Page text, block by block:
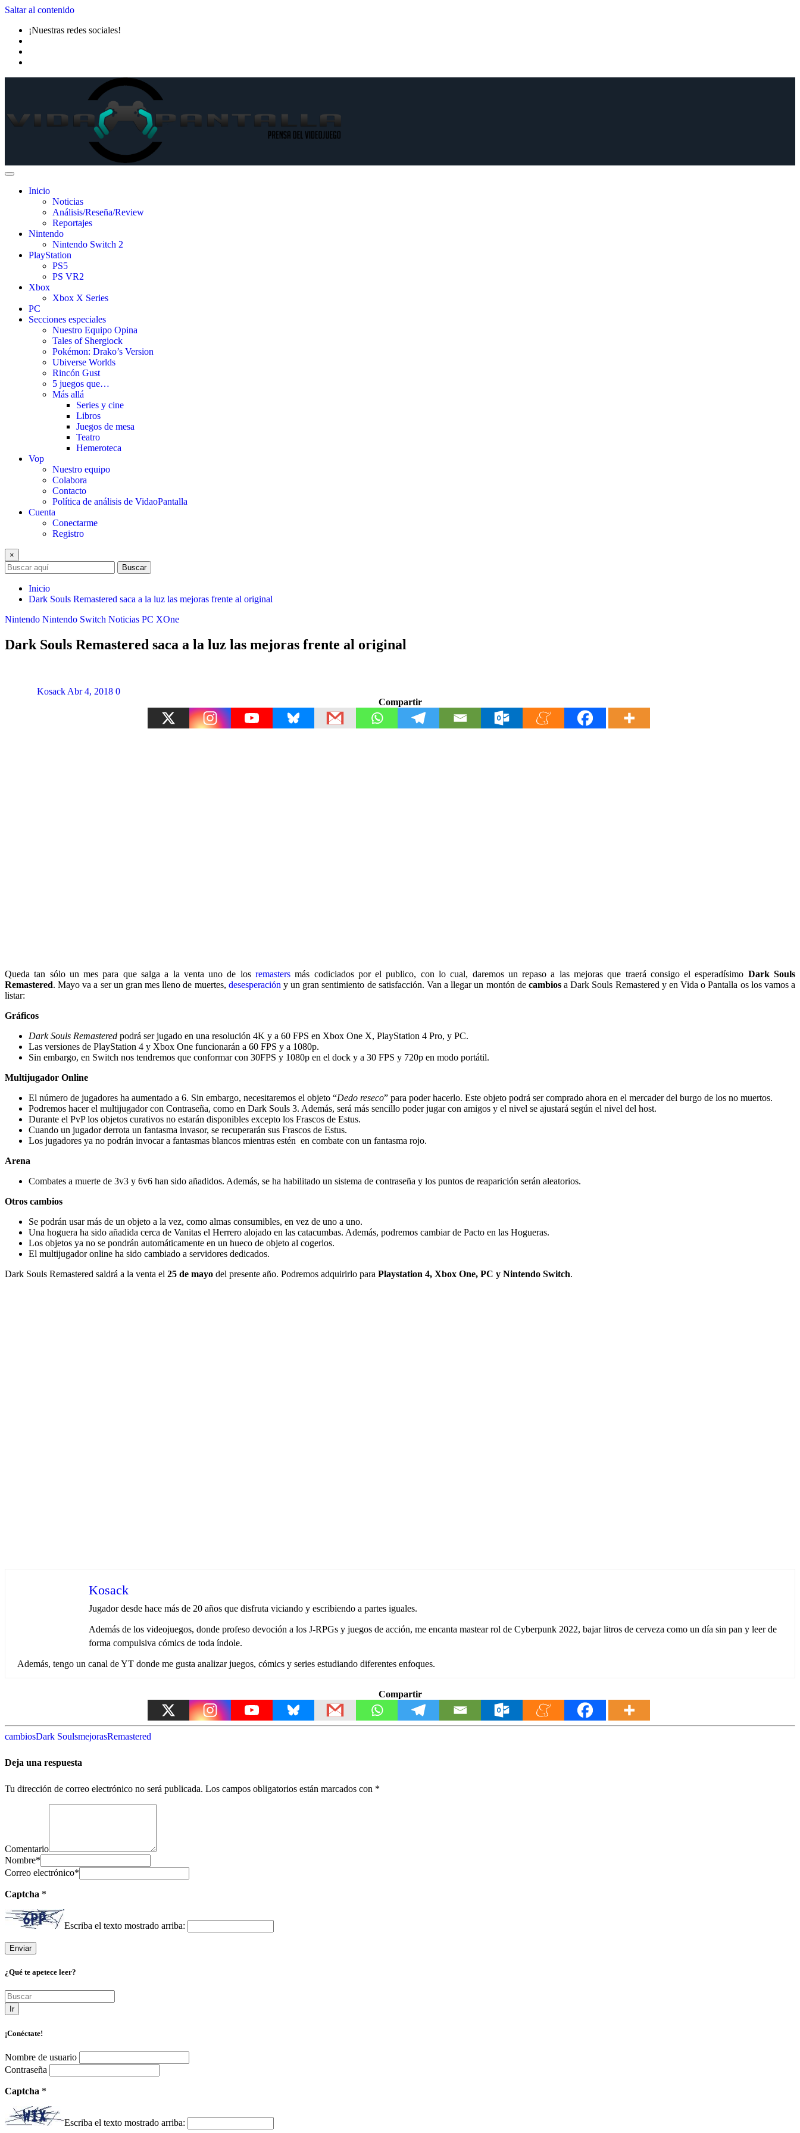
Saltar al contenido
¡Nuestras redes sociales!
Inicio
Noticias
Análisis/Reseña/Review
Reportajes
Nintendo
Nintendo Switch 2
PlayStation
PS5
PS VR2
Xbox
Xbox X Series
PC
Secciones especiales
Nuestro Equipo Opina
Tales of Shergiock
Pokémon: Drako’s Version
Ubiverse Worlds
Rincón Gust
5 juegos que…
Más allá
Series y cine
Libros
Juegos de mesa
Teatro
Hemeroteca
Vop
Nuestro equipo
Colabora
Contacto
Política de análisis de VidaoPantalla
Cuenta
Conectarme
Registro
×
Buscar
Inicio
Dark Souls Remastered saca a la luz las mejoras frente al original
Nintendo Nintendo Switch Noticias PC XOne
Dark Souls Remastered saca a la luz las mejoras frente al original
Kosack Abr 4, 2018 0
Compartir
Queda tan sólo un mes para que salga a la venta uno de los remasters más codiciados por el publico, con lo cual, daremos un repaso a las mejoras que traerá consigo el esperadísimo Dark Souls
Remastered. Mayo va a ser un gran mes lleno de muertes, desesperación y un gran sentimiento de satisfacción. Van a llegar un montón de cambiosa Dark Souls Remastered y en Vida o Pantalla os los vamos a
listar:
Gráficos
Dark Souls Remastered podrá ser jugado en una resolución 4K y a 60 FPS en Xbox One X, PlayStation 4 Pro, y PC.
Las versiones de PlayStation 4 y Xbox One funcionarán a 60 FPS y a 1080p.
Sin embargo, en Switch nos tendremos que conformar con 30FPS y 1080p en el dock y a 30 FPS y 720p en modo portátil.
Multijugador Online
El número de jugadores ha aumentado a 6. Sin embargo, necesitaremos el objeto “Dedo reseco” para poder hacerlo. Este objeto podrá ser comprado ahora en el mercader del burgo de los no muertos.
Podremos hacer el multijugador con Contraseña, como en Dark Souls 3. Además, será más sencillo poder jugar con amigos y el nivel se ajustará según el nivel del host.
Durante el PvP los objetos curativos no estarán disponibles excepto los Frascos de Estus.
Cuando un jugador derrota un fantasma invasor, se recuperarán sus Frascos de Estus.
Los jugadores ya no podrán invocar a fantasmas blancos mientras estén en combate con un fantasma rojo.
Arena
Combates a muerte de 3v3 y 6v6 han sido añadidos. Además, se ha habilitado un sistema de contraseña y los puntos de reaparición serán aleatorios.
Otros cambios
Se podrán usar más de un objeto a la vez, como almas consumibles, en vez de uno a uno.
Una hoguera ha sido añadida cerca de Vanitas el Herrero alojado en las catacumbas. Además, podremos cambiar de Pacto en las Hogueras.
Los objetos ya no se pondrán automáticamente en un hueco de objeto al cogerlos.
El multijugador online ha sido cambiado a servidores dedicados.
Dark Souls Remastered saldrá a la venta el 25 de mayo del presente año. Podremos adquirirlo para Playstation 4, Xbox One, PC y Nintendo Switch.
Kosack
Jugador desde hace más de 20 años que disfruta viciando y escribiendo a partes iguales.
Además de los videojuegos, donde profeso devoción a los J-RPGs y juegos de acción, me encanta mastear rol de Cyberpunk 2022, bajar litros de cerveza como un día sin pan y leer de
forma compulsiva cómics de toda índole.
Además, tengo un canal de YT donde me gusta analizar juegos, cómics y series estudiando diferentes enfoques.
Compartir
cambiosDark SoulsmejorasRemastered
Deja una respuesta
Tu dirección de correo electrónico no será publicada. Los campos obligatorios están marcados con *
Comentario
Nombre*
Correo electrónico*
Captcha *
Escriba el texto mostrado arriba:
¿Qué te apetece leer?
Ir
¡Conéctate!
Nombre de usuario
Contraseña
Captcha *
Escriba el texto mostrado arriba: